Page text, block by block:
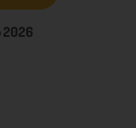
2026